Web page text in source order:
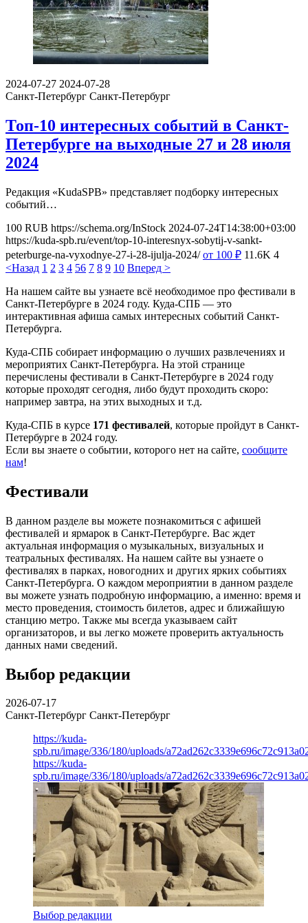
2024-07-27 2024-07-28
Санкт-Петербург Санкт-Петербург
Топ-10 интересных событий в Санкт-
Петербурге на выходные 27 и 28 июля
2024
Редакция «KudaSPB» представляет подборку интересных
событий…
100 RUB https://schema.org/InStock 2024-07-24T14:38:00+03:00
https://kuda-spb.ru/event/top-10-interesnyx-sobytij-v-sankt-
peterburge-na-vyxodnye-27-i-28-ijulja-2024/ от 100 ₽ 11.6K 4
<Назад 1 2 3 4 56 7 8 9 10 Вперед >
На нашем сайте вы узнаете всё необходимое про фестивали в
Санкт-Петербурге в 2024 году. Куда-СПБ — это
интерактивная афиша самых интересных событий Санкт-
Петербурга.
Куда-СПБ собирает информацию о лучших развлечениях и
мероприятих Санкт-Петербурга. На этой странице
перечислены фестивали в Санкт-Петербурге в 2024 году
которые проходят сегодня, либо будут проходить скоро:
например завтра, на этих выходных и т.д.
Куда-СПБ в курсе 171 фестивалей, которые пройдут в Санкт-
Петербурге в 2024 году.
Если вы знаете о событии, которого нет на сайте, сообщите
нам!
Фестивали
В данном разделе вы можете познакомиться с афишей
фестивалей и ярмарок в Санкт-Петербурге. Вас ждет
актуальная информация о музыкальных, визуальных и
театральных фестивалях. На нашем сайте вы узнаете о
фестивалях в парках, новогодних и других ярких событиях
Санкт-Петербурга. О каждом мероприятии в данном разделе
вы можете узнать подробную информацию, а именно: время и
место проведения, стоимость билетов, адрес и ближайшую
станцию метро. Также мы всегда указываем сайт
организаторов, и вы легко можете проверить актуальность
данных нами сведений.
Выбор редакции
2026-07-17
Санкт-Петербург Санкт-Петербург
https://kuda-
spb.ru/image/336/180/uploads/
https://kuda-
spb.ru/image/336/180/uploads/
Выбор редакции